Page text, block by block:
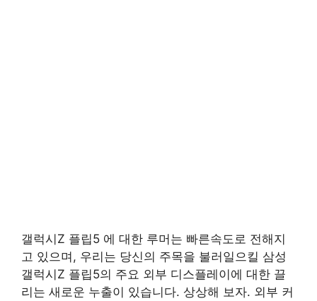
갤럭시Z 플립5 에 대한 루머는 빠른속도로 전해지
고 있으며, 우리는 당신의 주목을 불러일으킬 삼성
갤럭시Z 플립5의 주요 외부 디스플레이에 대한 끌
리는 새로운 누출이 있습니다. 상상해 보자. 외부 커